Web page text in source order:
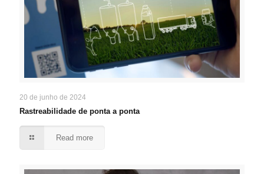
20 de junho de 2024
Rastreabilidade de ponta a ponta
Read more